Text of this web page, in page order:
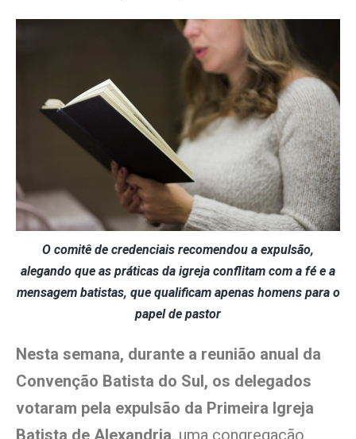
O comitê de credenciais recomendou a expulsão,
alegando que as práticas da igreja conflitam com a fé e a
mensagem batistas, que qualificam apenas homens para o
papel de pastor
Nesta semana, durante a reunião anual da
Convenção Batista do Sul, os delegados
votaram pela expulsão da Primeira Igreja